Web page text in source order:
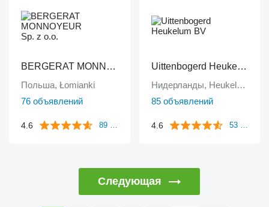
BERGERAT MONNOYEUR Sp. z o.o.
Польша, Łomianki
76 объявлений
4.6 89 отзывов
Uittenbogerd Heukelum BV
Нидерланды, Heukelum
85 объявлений
4.6 53 отзыва
Следующая